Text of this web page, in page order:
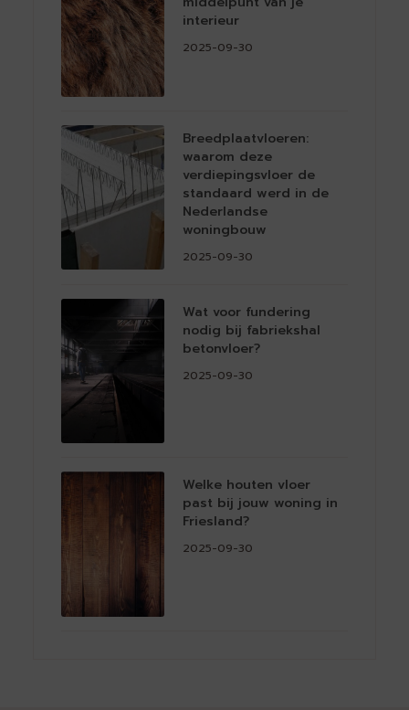
interieur
2025-09-30
Breedplaatvloeren:
waarom deze
verdiepingsvloer de
standaard werd in de
Nederlandse
woningbouw
2025-09-30
Wat voor fundering
nodig bij fabriekshal
betonvloer?
2025-09-30
Welke houten vloer
past bij jouw woning in
Friesland?
2025-09-30